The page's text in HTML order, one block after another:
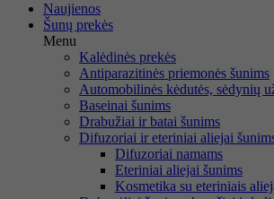
Naujienos
Šunų prekės
Menu
Kalėdinės prekės
Antiparazitinės priemonės šunims
Automobilinės kėdutės, sėdynių
Baseinai šunims
Drabužiai ir batai šunims
Difuzoriai ir eteriniai aliejai
Difuzoriai namams
Eteriniai aliejai šunims
Kosmetika su eteriniais